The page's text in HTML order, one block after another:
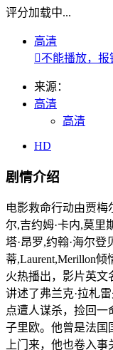
评分加载中...
高清
不能播放，报
来源：
高清
高清
HD
剧情介绍
电影救命行动由贾梅
尔,吉约姆·卡内,莫里
塔·昂罗,约翰·海尔登
蒂,Laurent,Merillon
火热播出，影片英文
讲述了弗兰克·拉札
点遭人谋杀，捡回
子里欧。他曾是法国
上门来，他也卷入